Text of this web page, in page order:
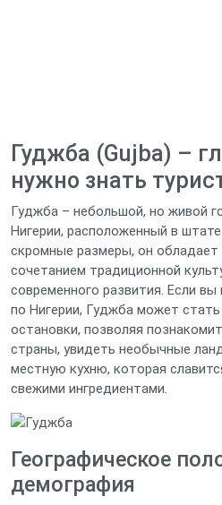
Гуджба (Gujba) –
нужно знать
Гуджба – небольшой, но живой
Нигерии, расположенный в
скромные размеры, он обладает
сочетанием традиционной
современного развития. Если вы
по Нигерии, Гуджба может
остановки, позволяя
страны, увидеть необычные
местную кухню, которая
свежими ингредиентами.
Географическое
демография